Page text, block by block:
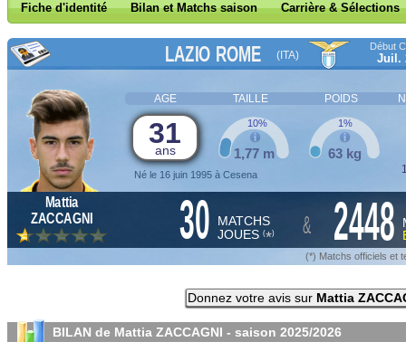
Fiche d'identité Bilan et Matchs saison Carrière & Sélections
LAZIO ROME (ITA)
Début
Juil.
AGE TAILLE POIDS
31
ans
Né le 16 juin 1995 à Cesena
1,77 m
10%
63 kg
1%
Mattia
ZACCAGNI
30 MATCHS
JOUES (*) & 2448
(*) Matchs officiels et
Donnez votre avis sur Mattia
BILAN de Mattia ZACCAGNI - saison 2025/2026